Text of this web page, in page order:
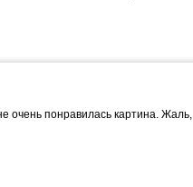
очень понравилась картина.